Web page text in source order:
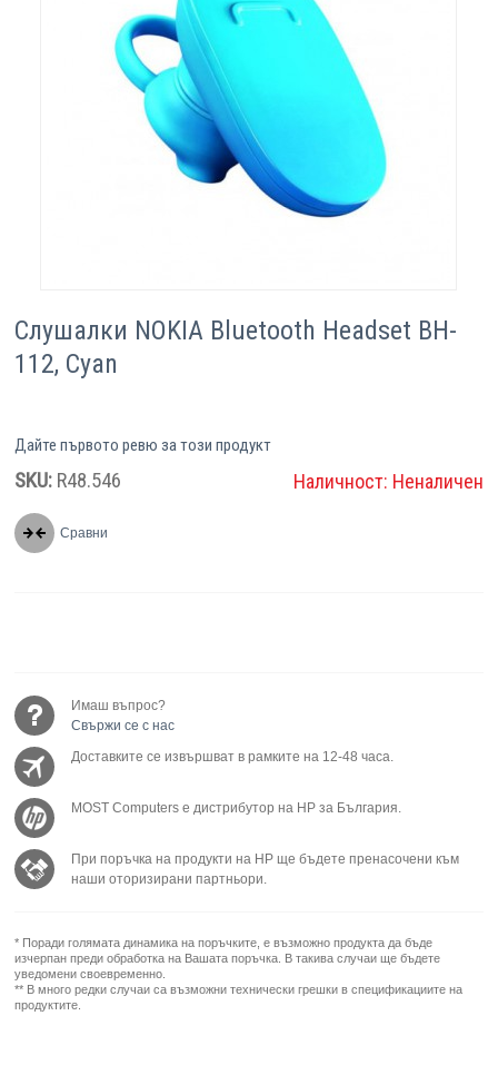
Смартфони
Слушалки NOKIA Bluetooth Headset BH-
112, Cyan
Дайте първото ревю за този продукт
SKU: R48.546 Наличност: Неналичен
Сравни
Имаш въпрос?
Свържи се с нас
Доставките се извършват в рамките на 12-48 часа.
MOST Computers е дистрибутор на HP за България.
При поръчка на продукти на HP ще бъдете пренасочени към
наши оторизирани партньори.
* Поради голямата динамика на поръчките, е възможно продукта да бъде
изчерпан преди обработка на Вашата поръчка. В такива случаи ще бъдете
уведомени своевременно.
** В много редки случаи са възможни технически грешки в спецификациите на
продуктите.